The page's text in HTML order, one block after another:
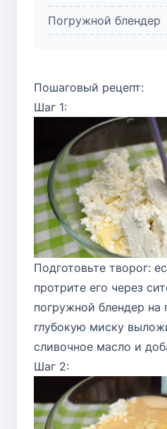
Погружной блендер
Пошаговый рецепт:
Шаг 1:
Подготовьте творог:
протрите его через
погружной блендер на
глубокую миску
сливочное масло и
Шаг 2: